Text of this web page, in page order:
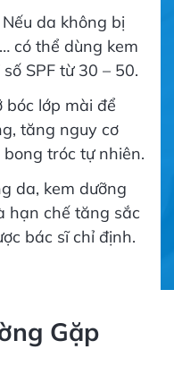
da không bị
có thể dùng kem
SPF từ 30 – 50.
bóc lớp mài để
tăng nguy cơ
tróc tự nhiên.
da, kem dưỡng
hạn chế tăng sắc
bác sĩ chỉ định.
Gặp